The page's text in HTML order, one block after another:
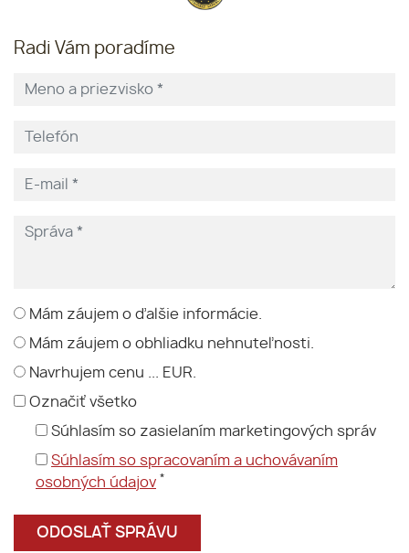
Radi Vám poradíme
Mám záujem o ďalšie informácie.
Mám záujem o obhliadku nehnuteľnosti.
Navrhujem cenu ... EUR.
Označiť všetko
Súhlasím so zasielaním marketingových správ
Súhlasím so spracovaním a uchovávaním
osobných údajov *